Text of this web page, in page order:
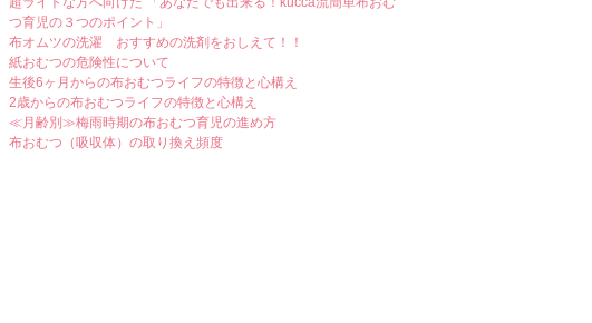
つ育児の３つのポイント」
布オムツの洗濯 おすすめの洗剤をおしえて！！
紙おむつの危険性について
生後6ヶ月からの布おむつライフの特徴と心構え
2歳からの布おむつライフの特徴と心構え
≪月齢別≫梅雨時期の布おむつ育児の進め方
布おむつ（吸収体）の取り換え頻度